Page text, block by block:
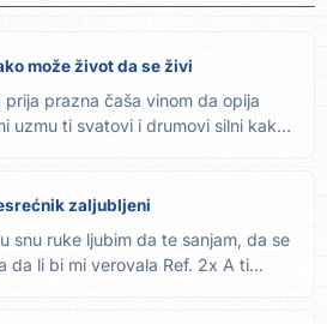
može život da se živi
prazna čaša vinom da opija
uzmu ti svatovi i drumovi silni kako
zaljubljeni
snu ruke ljubim da te sanjam, da se
da li bi mi verovala Ref. 2x A ti...